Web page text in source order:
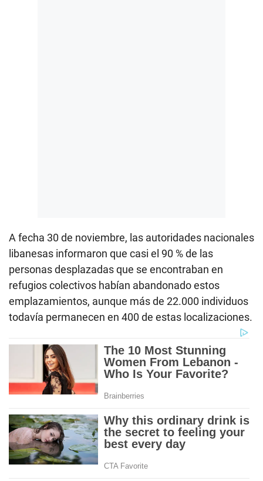
A fecha 30 de noviembre, las autoridades nacionales
libanesas informaron que casi el 90 % de las
personas desplazadas que se encontraban en
refugios colectivos habían abandonado estos
emplazamientos, aunque más de 22.000 individuos
todavía permanecen en 400 de estas localizaciones.